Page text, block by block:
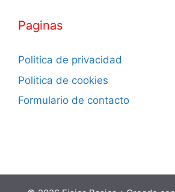
Paginas
Politica de privacidad
Politica de cookies
Formulario de contacto